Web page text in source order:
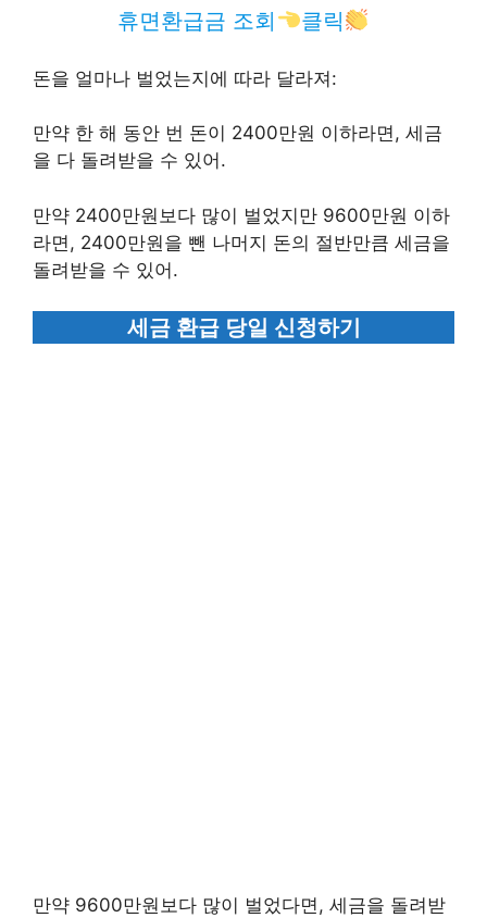
휴면환급금 조회 클릭
돈을 얼마나 벌었는지에 따라 달라져:
만약 한 해 동안 번 돈이 2400만원 이하라면, 세금
을 다 돌려받을 수 있어.
만약 2400만원보다 많이 벌었지만 9600만원 이하
라면, 2400만원을 뺀 나머지 돈의 절반만큼 세금을
돌려받을 수 있어.
세금 환급 당일 신청하기
만약 9600만원보다 많이 벌었다면, 세금을 돌려받